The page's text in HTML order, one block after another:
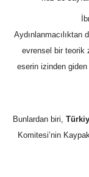
Aydınlanmacılıktan
evrensel bir teorik
eserin izinden
Bunlardan biri,
Komitesi’nin